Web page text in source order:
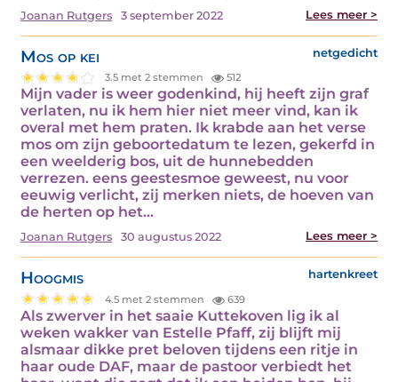
Joanan Rutgers 3 september 2022 Lees meer >
Mos op kei netgedicht
3.5 met 2 stemmen 512
Mijn vader is weer godenkind, hij heeft zijn graf
verlaten, nu ik hem hier niet meer vind, kan ik
overal met hem praten. Ik krabde aan het verse
mos om zijn geboortedatum te lezen, gekerfd in
een weelderig bos, uit de hunnebedden
verrezen. eens geestesmoe geweest, nu voor
eeuwig verlicht, zij merken niets, de hoeven van
de herten op het…
Joanan Rutgers 30 augustus 2022 Lees meer >
Hoogmis hartenkreet
4.5 met 2 stemmen 639
Als zwerver in het saaie Kuttekoven lig ik al
weken wakker van Estelle Pfaff, zij blijft mij
alsmaar dikke pret beloven tijdens een ritje in
haar oude DAF, maar de pastoor verbiedt het